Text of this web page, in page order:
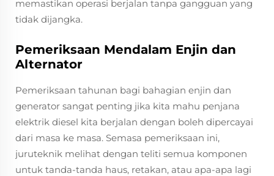
memastikan operasi berjalan tanpa gangguan yang
tidak dijangka.
Pemeriksaan Mendalam Enjin dan
Alternator
Pemeriksaan tahunan bagi bahagian enjin dan
generator sangat penting jika kita mahu penjana
elektrik diesel kita berjalan dengan boleh dipercayai
dari masa ke masa. Semasa pemeriksaan ini,
juruteknik melihat dengan teliti semua komponen
untuk tanda-tanda haus, retakan, atau apa-apa lagi